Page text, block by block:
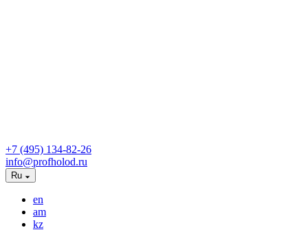
+7 (495) 134-82-26
info@profholod.ru
Ru
en
am
kz